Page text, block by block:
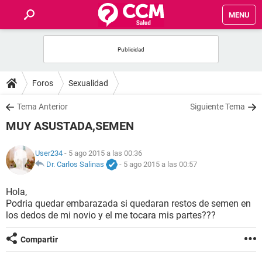
MENU
FOROS
SALUD
NUTRICIÓN
BIENESTAR
Foros Sexualidad
Tema Anterior Siguiente Tema
MUY ASUSTADA,SEMEN
User234 - 5 ago 2015 a las 00:36
Dr. Carlos Salinas
- 5 ago 2015 a las 00:57
Hola,
Podria quedar embarazada si quedaran restos de semen en
los dedos de mi novio y el me tocara mis partes???
Compartir